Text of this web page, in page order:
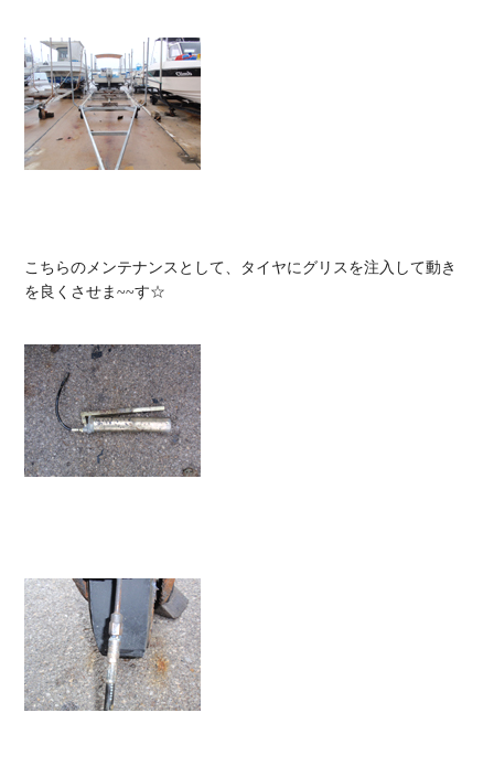
こちらのメンテナンスとして、タイヤにグリスを注入して動き
を良くさせま~~す☆